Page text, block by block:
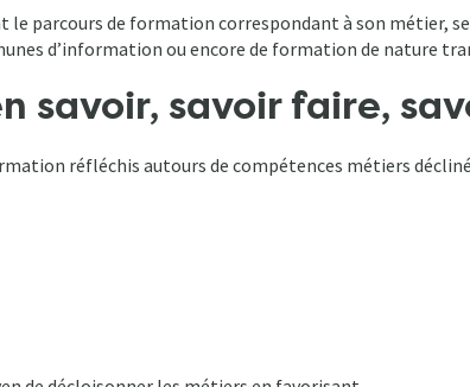
parcours de formation correspondant à son métier,
d’information ou encore de formation de nature
savoir, savoir faire,
réfléchis autours de compétences métiers